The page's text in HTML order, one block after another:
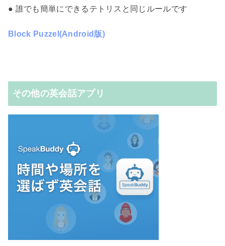
● 誰でも簡単にできるテトリスと同じルールです
Block Puzzel(Android版)
その他の英会話アプリ